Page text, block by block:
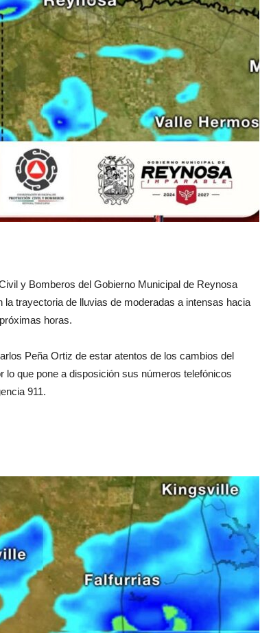
y Bomberos del Gobierno Municipal de Reynosa
trayectoria de lluvias de moderadas a intensas hacia
horas.
Peña Ortiz de estar atentos de los cambios del
lo que pone a disposición sus números telefónicos
911.